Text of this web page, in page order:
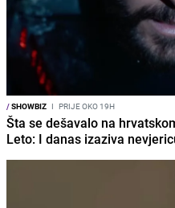
/SHOWBIZ I PRIJE OKO 19H
Šta se dešavalo na
Leto: I danas izaziva